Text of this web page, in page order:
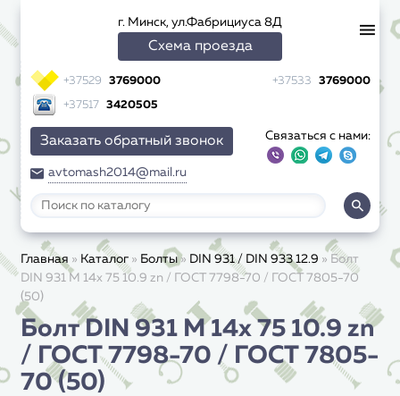
+37529 3769000 +37533 3769000
+37517 3420505
Заказать обратный звонок
avtomash2014@mail.ru
Связаться с нами:
г. Минск, ул.Фабрициуса 8Д
Схема проезда
Главная » Каталог » Болты » DIN 931 / DIN 933 12.9 » Болт
DIN 931 M 14x 75 10.9 zn / ГОСТ 7798-70 / ГОСТ 7805-70
(50)
Болт DIN 931 M 14x 75 10.9 zn
/ ГОСТ 7798-70 / ГОСТ 7805-
70 (50)